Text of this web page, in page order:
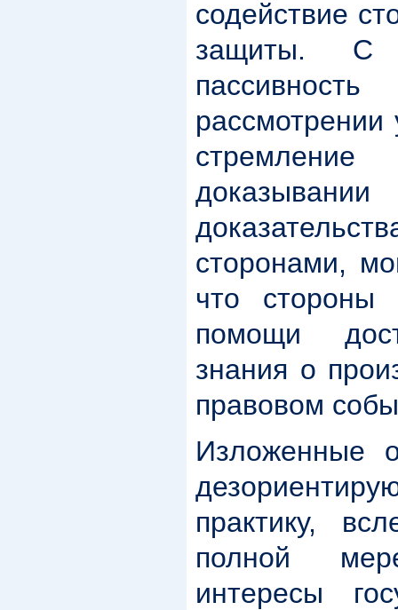
содействие
защиты. С
рассмотрении
сторонами,
что стороны
помощи
знания о
правовом
Изложенные
практику,
полной
интересы